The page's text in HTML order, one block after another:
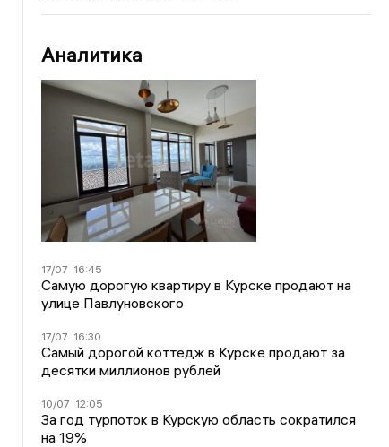
Аналитика
17/07 16:45
Самую дорогую квартиру в Курске продают на
улице Павлуновского
17/07 16:30
Самый дорогой коттедж в Курске продают за
десятки миллионов рублей
10/07 12:05
За год турпоток в Курскую область сократился
на 19%